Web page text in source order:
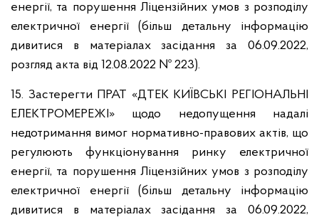
енергії, та порушення Ліцензійних умов з розподілу
електричної енергії (більш детальну інформацію
дивитися в матеріалах засідання за 06.09.2022,
розгляд акта від 12.08.2022 № 223).
15. Застерегти ПРАТ «ДТЕК КИЇВСЬКІ РЕГІОНАЛЬНІ
ЕЛЕКТРОМЕРЕЖІ» щодо недопущення надалі
недотримання вимог нормативно-правових актів, що
регулюють функціонування ринку електричної
енергії, та порушення Ліцензійних умов з розподілу
електричної енергії (більш детальну інформацію
дивитися в матеріалах засідання за 06.09.2022,